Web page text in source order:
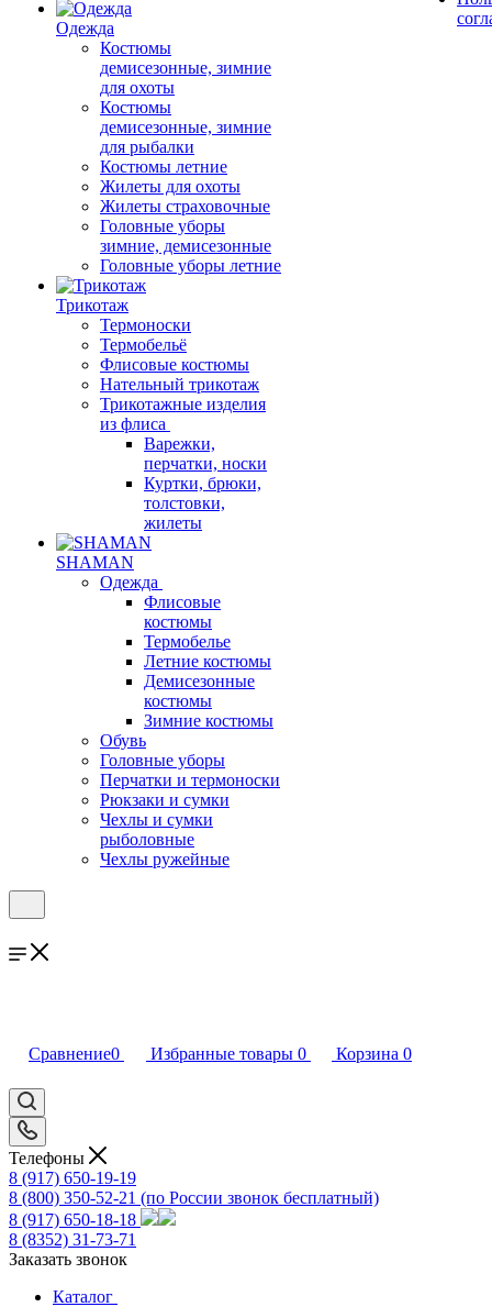
Одежда
Костюмы
демисезонные, зимние
для охоты
Костюмы
демисезонные, зимние
для рыбалки
Костюмы летние
Жилеты для охоты
Жилеты страховочные
Головные уборы
зимние, демисезонные
Головные уборы летние
Трикотаж
Термоноски
Термобельё
Флисовые костюмы
Нательный трикотаж
Трикотажные изделия
из флиса
Варежки,
перчатки, носки
Куртки, брюки,
толстовки,
жилеты
SHAMAN
Одежда
Флисовые
костюмы
Термобелье
Летние костюмы
Демисезонные
костюмы
Зимние костюмы
Обувь
Головные уборы
Перчатки и термоноски
Рюкзаки и сумки
Чехлы и сумки
рыболовные
Чехлы ружейные
Сравнение0 Избранные товары 0 Корзина 0
Телефоны
8 (917) 650-19-19
8 (800) 350-52-21 (по России звонок бесплатный)
8 (917) 650-18-18
8 (8352) 31-73-71
Заказать звонок
Каталог